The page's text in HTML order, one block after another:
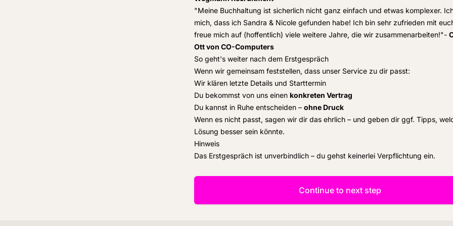
"Meine Buchhaltung ist sicherlich nicht ganz einfach und etwas komplexer.
mich, dass ich Sandra & Nicole gefunden habe! Ich bin sehr zufrieden mit
freue mich auf (hoffentlich) viele weitere Jahre, die wir zusammenarbeiten!"-
Ott von CO-Computers
So geht's weiter nach dem Erstgespräch
Wenn wir gemeinsam feststellen, dass unser Service zu dir passt:
Wir klären letzte Details und Starttermin
Du bekommst von uns einen konkreten Vertrag
Du kannst in Ruhe entscheiden – ohne Druck
Wenn es nicht passt, sagen wir dir das ehrlich – und geben dir ggf. Tipps,
Lösung besser sein könnte.
Hinweis
Das Erstgespräch ist unverbindlich – du gehst keinerlei Verpflichtung ein.
Continue to next step